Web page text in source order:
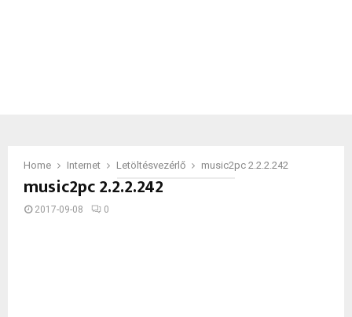
Home Internet Letöltésvezérlő music2pc 2.2.2.242
music2pc 2.2.2.242
2017-09-08 0